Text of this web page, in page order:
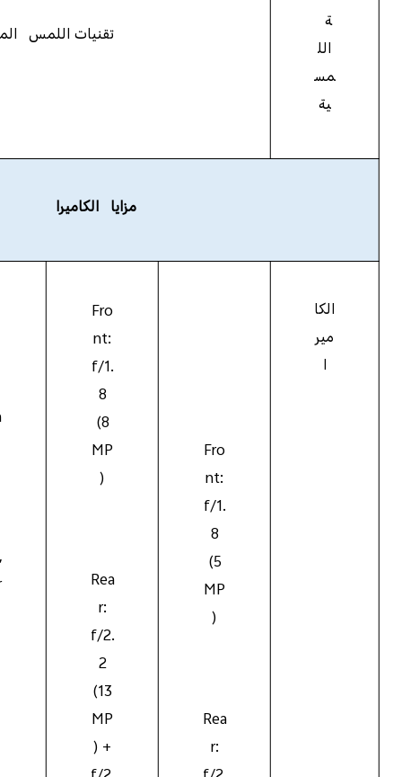
ة
الل
مس
ية
تقنيات اللمس
مزايا الكاميرا
الكا
مير
ا
Fro
nt:
f/1.
8
(5
MP
)
Rea
r:
Fro
nt:
f/1.
8
(8
MP
)
Rea
r:
f/2.
2
(13
MP
) +